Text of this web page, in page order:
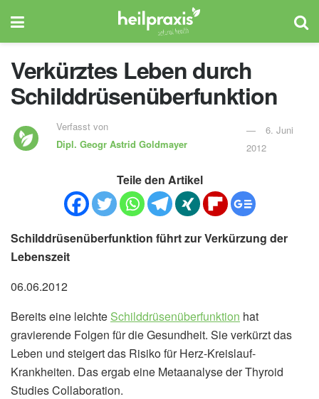
Verkürztes Leben durch
Schilddrüsenüberfunktion
Verfasst von
Dipl. GeogrAstrid Goldmayer
6. Juni
2012
Teile den Artikel
Schilddrüsenüberfunktion führt zur Verkürzung der
Lebenszeit
06.06.2012
Bereits eine leichte Schilddrüsenüberfunktion hat
gravierende Folgen für die Gesundheit. Sie verkürzt das
Leben und steigert das Risiko für Herz-Kreislauf-
Krankheiten. Das ergab eine Metaanalyse der Thyroid
Studies Collaboration.